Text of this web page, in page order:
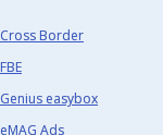
Cross Border
FBE
Genius easybox
eMAG Ads